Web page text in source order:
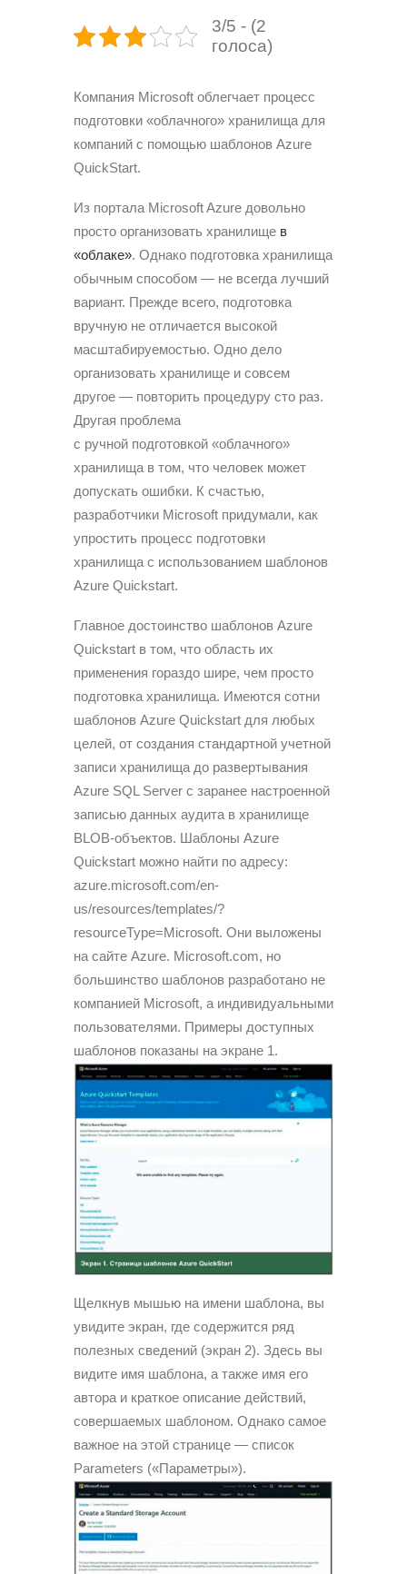
3/5 - (2
голоса)
Компания Microsoft облегчает процесс
подготовки «облачного» хранилища для
компаний с помощью шаблонов Azure
QuickStart.
Из портала Microsoft Azure довольно
просто организовать хранилище в
«облаке». Однако подготовка хранилища
обычным способом — не всегда лучший
вариант. Прежде всего, подготовка
вручную не отличается высокой
масштабируемостью. Одно дело
организовать хранилище и совсем
другое — повторить процедуру сто раз.
Другая проблема
с ручной подготовкой «облачного»
хранилища в том, что человек может
допускать ошибки. К счастью,
разработчики Microsoft придумали, как
упростить процесс подготовки
хранилища с использованием шаблонов
Azure Quickstart.
Главное достоинство шаблонов Azure
Quickstart в том, что область их
применения гораздо шире, чем просто
подготовка хранилища. Имеются сотни
шаблонов Azure Quickstart для любых
целей, от создания стандартной учетной
записи хранилища до развертывания
Azure SQL Server с заранее настроенной
записью данных аудита в хранилище
BLOB-объектов. Шаблоны Azure
Quickstart можно найти по адресу:
azure.microsoft.com/en-
us/resources/templates/?
resourceType=Microsoft. Они выложены
на сайте Azure. Microsoft.com, но
большинство шаблонов разработано не
компанией Microsoft, а индивидуальными
пользователями. Примеры доступных
шаблонов показаны на экране 1.
Щелкнув мышью на имени шаблона, вы
увидите экран, где содержится ряд
полезных сведений (экран 2). Здесь вы
видите имя шаблона, а также имя его
автора и краткое описание действий,
совершаемых шаблоном. Однако самое
важное на этой странице — список
Parameters («Параметры»).